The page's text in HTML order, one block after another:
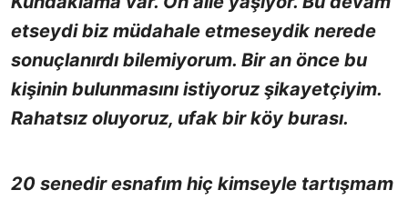
etseydi biz müdahale etmeseydik nerede
sonuçlanırdı bilemiyorum. Bir an önce bu
kişinin bulunmasını istiyoruz şikayetçiyim.
Rahatsız oluyoruz, ufak bir köy burası.
20 senedir esnafım hiç kimseyle tartışmam